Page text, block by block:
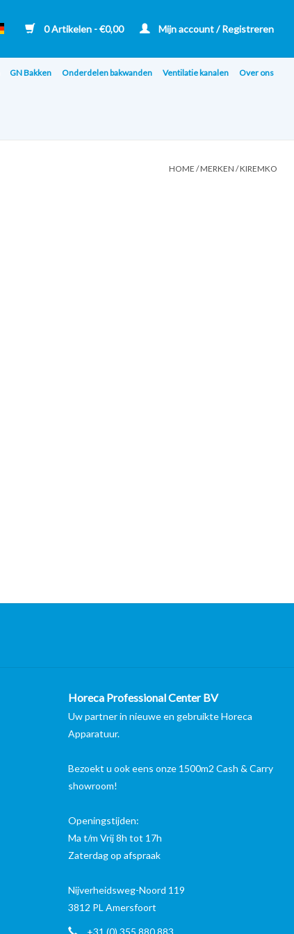
0 Artikelen - €0,00 Mijn account / Registreren
GN Bakken Onderdelen bakwanden Ventilatie kanalen Over ons
HOME /MERKEN /KIREMKO
Horeca Professional Center BV
Uw partner in nieuwe en gebruikte Horeca
Apparatuur.
Bezoekt u ook eens onze 1500m2 Cash & Carry
showroom!
Openingstijden:
Ma t/m Vrij 8h tot 17h
Zaterdag op afspraak
Nijverheidsweg-Noord 119
3812 PL Amersfoort